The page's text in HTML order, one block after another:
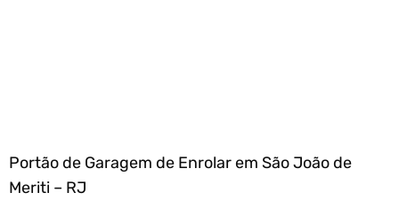
Portão de Garagem de Enrolar em São João de
Meriti – RJ